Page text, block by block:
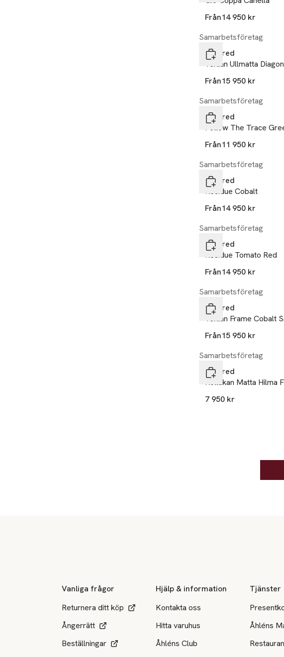
Från14 950 kr
Samarbetsföretag
Layered
Teklan Ullmatta
Från15 950 kr
Samarbetsföretag
Layered
Follow The Trace
Från11 950 kr
Samarbetsföretag
Layered
Residue Cobalt
Från14 950 kr
Samarbetsföretag
Layered
Residue Tomato Red
Från14 950 kr
Samarbetsföretag
Layered
Teklan Frame Cobalt
Från15 950 kr
Samarbetsföretag
Layered
Röllakan Matta Hilma
7 950 kr
Vanliga frågor
Returnera ditt köp
Ångerrätt
Beställningar
Hjälp & information
Kontakta oss
Hitta varuhus
Åhléns Club
Tjänster
Åhléns